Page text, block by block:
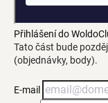
Přihlášení do
Tato část bude
(objednávky, body).
E-mail